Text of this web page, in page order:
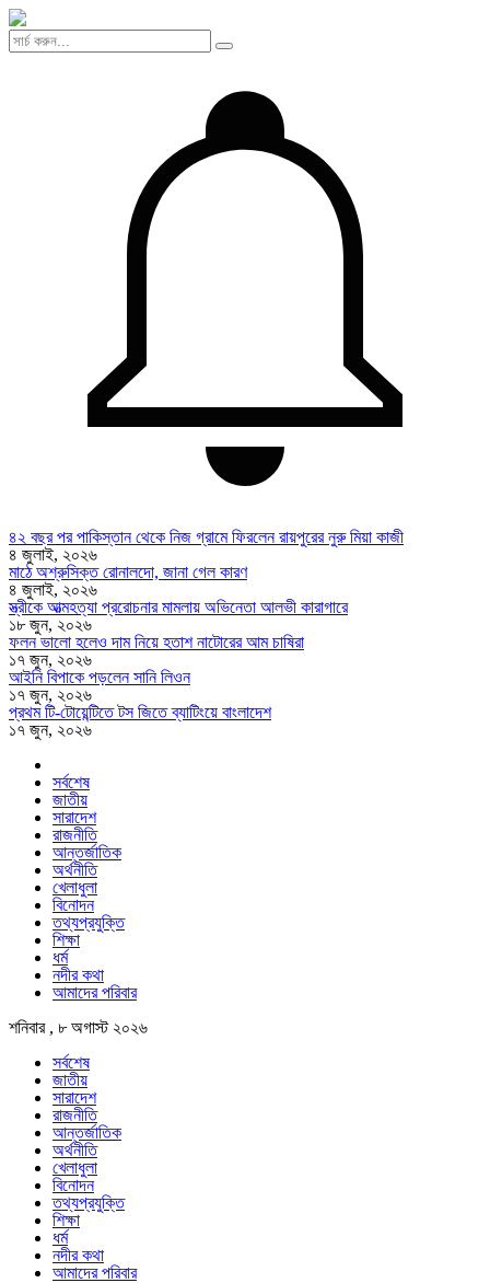
৪২ বছর পর পাকিস্তান থেকে নিজ গ্রামে ফিরলেন রায়পুরের নুরু মিয়া কাজী
৪ জুলাই, ২০২৬
মাঠে অশ্রুসিক্ত রোনালদো, জানা গেল কারণ
৪ জুলাই, ২০২৬
স্ত্রীকে আত্মহত্যা প্ররোচনার মামলায় অভিনেতা আলভী কারাগারে
১৮ জুন, ২০২৬
ফলন ভালো হলেও দাম নিয়ে হতাশ নাটোরের আম চাষিরা
১৭ জুন, ২০২৬
আইনি বিপাকে পড়লেন সানি লিওন
১৭ জুন, ২০২৬
প্রথম টি-টোয়েন্টিতে টস জিতে ব্যাটিংয়ে বাংলাদেশ
১৭ জুন, ২০২৬
সর্বশেষ
জাতীয়
সারাদেশ
রাজনীতি
আন্তর্জাতিক
অর্থনীতি
খেলাধুলা
বিনোদন
তথ্যপ্রযুক্তি
শিক্ষা
ধর্ম
নদীর কথা
আমাদের পরিবার
শনিবার , ৮ অগাস্ট ২০২৬
সর্বশেষ
জাতীয়
সারাদেশ
রাজনীতি
আন্তর্জাতিক
অর্থনীতি
খেলাধুলা
বিনোদন
তথ্যপ্রযুক্তি
শিক্ষা
ধর্ম
নদীর কথা
আমাদের পরিবার